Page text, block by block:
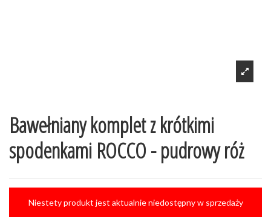
Bawełniany komplet z krótkimi
spodenkami ROCCO - pudrowy róż
Niestety produkt jest aktualnie niedostępny w sprzedaży